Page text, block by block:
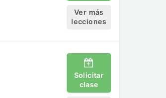
Ver más
lecciones
Solicitar
clase